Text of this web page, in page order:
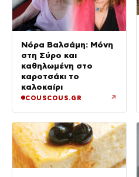
Νόρα Βαλσάμη: Μόνη
στη Σύρο και
καθηλωμένη στο
καροτσάκι το
καλοκαίρι
COUSCOUS.GR ↗